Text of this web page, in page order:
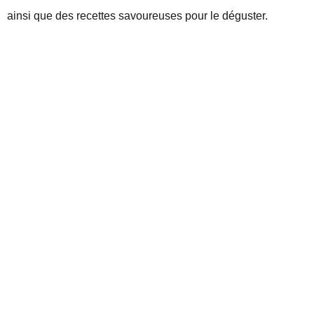
ainsi que des recettes savoureuses pour le déguster.